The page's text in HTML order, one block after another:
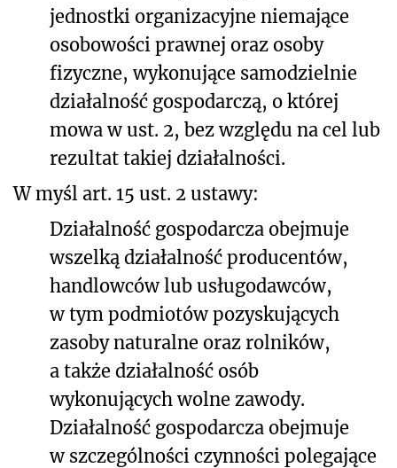
jednostki organizacyjne niemające
osobowości prawnej oraz osoby
fizyczne, wykonujące samodzielnie
działalność gospodarczą, o której
mowa w ust. 2, bez względu na cel lub
rezultat takiej działalności.
W myśl art. 15 ust. 2 ustawy:
Działalność gospodarcza obejmuje
wszelką działalność producentów,
handlowców lub usługodawców,
w tym podmiotów pozyskujących
zasoby naturalne oraz rolników,
a także działalność osób
wykonujących wolne zawody.
Działalność gospodarcza obejmuje
w szczególności czynności polegające